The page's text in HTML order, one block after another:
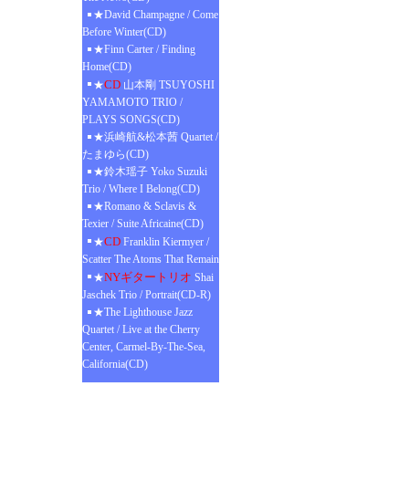
★David Champagne / Come
Before Winter(CD)
★Finn Carter / Finding
Home(CD)
★CD 山本剛 TSUYOSHI
YAMAMOTO TRIO /
PLAYS SONGS(CD)
★浜崎航&松本茜 Quartet /
たまゆら(CD)
★鈴木瑶子 Yoko Suzuki
Trio / Where I Belong(CD)
★Romano & Sclavis &
Texier / Suite Africaine(CD)
★CD Franklin Kiermyer /
Scatter The Atoms That Remain
★NYギタートリオ Shai
Jaschek Trio / Portrait(CD-R)
★The Lighthouse Jazz
Quartet / Live at the Cherry
Center, Carmel-By-The-Sea,
California(CD)